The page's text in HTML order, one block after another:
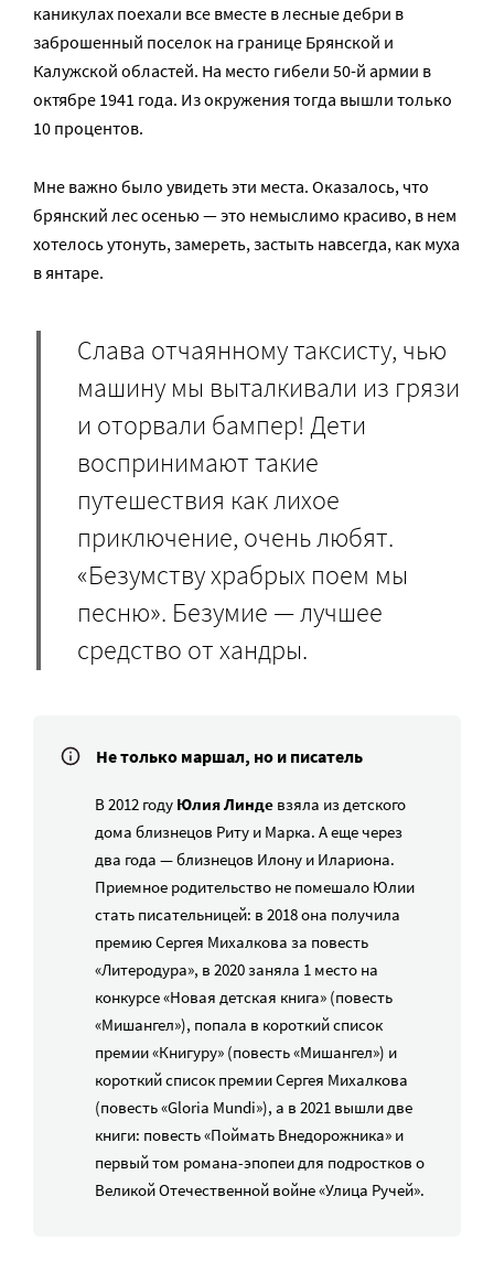
каникулах поехали все вместе в лесные дебри в
заброшенный поселок на границе Брянской и
Калужской областей. На место гибели 50-й армии в
октябре 1941 года. Из окружения тогда вышли только
10 процентов.
Мне важно было увидеть эти места. Оказалось, что
брянский лес осенью — это немыслимо красиво, в нем
хотелось утонуть, замереть, застыть навсегда, как муха
в янтаре.
Слава отчаянному таксисту, чью
машину мы выталкивали из грязи
и оторвали бампер! Дети
воспринимают такие
путешествия как лихое
приключение, очень любят.
«Безумству храбрых поем мы
песню». Безумие — лучшее
средство от хандры.
Не только маршал, но и писатель
В 2012 году Юлия Линде взяла из детского
дома близнецов Риту и Марка. А еще через
два года — близнецов Илону и Илариона.
Приемное родительство не помешало Юлии
стать писательницей: в 2018 она получила
премию Сергея Михалкова за повесть
«Литеродура», в 2020 заняла 1 место на
конкурсе «Новая детская книга» (повесть
«Мишангел»), попала в короткий список
премии «Книгуру» (повесть «Мишангел») и
короткий список премии Сергея Михалкова
(повесть «Gloria Mundi»), а в 2021 вышли две
книги: повесть «Поймать Внедорожника» и
первый том романа-эпопеи для подростков о
Великой Отечественной войне «Улица Ручей».